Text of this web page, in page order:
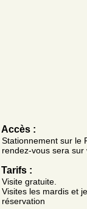
Accès :
Stationnement sur le
rendez-vous sera sur
Tarifs :
Visite gratuite.
Visites les mardis et
réservation